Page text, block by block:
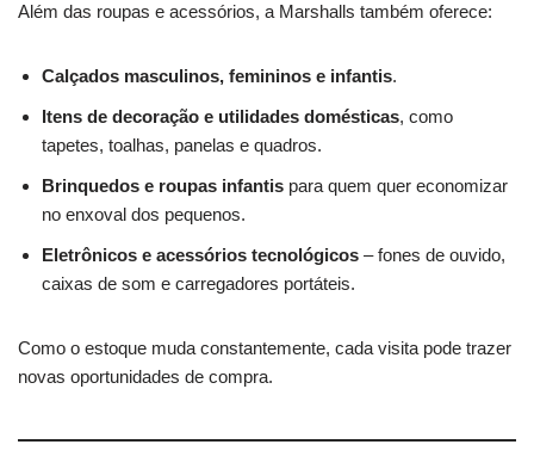
Além das roupas e acessórios, a Marshalls também oferece:
Calçados masculinos, femininos e infantis.
Itens de decoração e utilidades domésticas, como
tapetes, toalhas, panelas e quadros.
Brinquedos e roupas infantis para quem quer economizar
no enxoval dos pequenos.
Eletrônicos e acessórios tecnológicos – fones de ouvido,
caixas de som e carregadores portáteis.
Como o estoque muda constantemente, cada visita pode trazer
novas oportunidades de compra.